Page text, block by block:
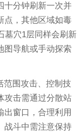
十分钟刷新一次并
点，其他区域如毒
墓穴1层同样会刷新
图导航或手动探索
范围攻击、控制技
攻击需通过分散站
出窗口，合理利用
战斗中需注意保持